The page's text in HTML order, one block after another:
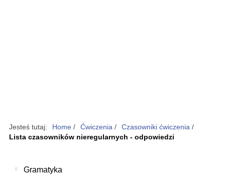
Jesteś tutaj: Home / Ćwiczenia / Czasowniki ćwiczenia /
Lista czasowników nieregularnych - odpowiedzi
Gramatyka